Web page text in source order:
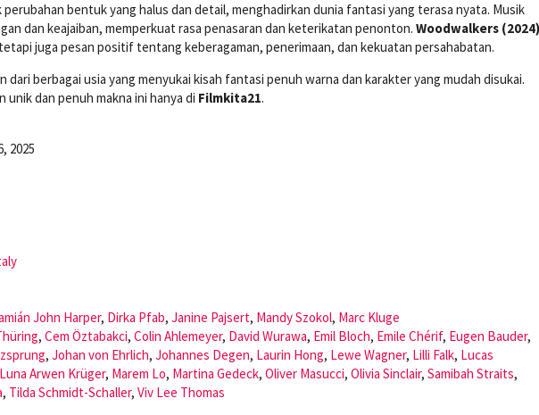
bentuk yang halus dan detail, menghadirkan dunia fantasi yang terasa nyata. Musik
dan keajaiban, memperkuat rasa penasaran dan keterikatan penonton. Woodwalkers (2024)
juga pesan positif tentang keberagaman, penerimaan, dan kekuatan persahabatan.
dari berbagai usia yang menyukai kisah fantasi penuh warna dan karakter yang mudah disukai.
dan penuh makna ini hanya di Filmkita21.
2025
John Harper, Dirka Pfab, Janine Pajsert, Mandy Szokol, Marc Kluge
, Cem Öztabakci, Colin Ahlemeyer, David Wurawa, Emil Bloch, Emile Chérif, Eugen Bauder,
, Johan von Ehrlich, Johannes Degen, Laurin Hong, Lewe Wagner, Lilli Falk, Lucas
Luna Arwen Krüger, Marem Lo, Martina Gedeck, Oliver Masucci, Olivia Sinclair, Samibah Straits,
, Tilda Schmidt-Schaller, Viv Lee Thomas